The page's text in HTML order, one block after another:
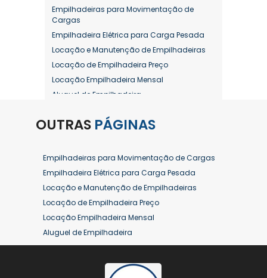
Empilhadeiras para Movimentação de
Cargas
Empilhadeira Elétrica para Carga Pesada
Locação e Manutenção de Empilhadeiras
Locação de Empilhadeira Preço
Locação Empilhadeira Mensal
Aluguel de Empilhadeira
Aluguel de Empilhadeira Diária Valor
Aluguel de Empilhadeira Elétrica Preço
Aluguel de Empilhadeira Mensal
Aluguel de Empilhadeira Preço
Aluguel de Empilhadeira Valor
Aluguel de Empilhadeiras Eletricas
Conserto de Empilhadeira
Contrato de Locação de Empilhadeira
Empilhadeira a Combustão Hyster
OUTRAS PÁGINAS
Empilhadeiras para Movimentação de Cargas
Empilhadeira Elétrica para Carga Pesada
Locação e Manutenção de Empilhadeiras
Locação de Empilhadeira Preço
Locação Empilhadeira Mensal
Aluguel de Empilhadeira
Aluguel de Empilhadeira a Combustão
Aluguel de Empilhadeira Diária Valor